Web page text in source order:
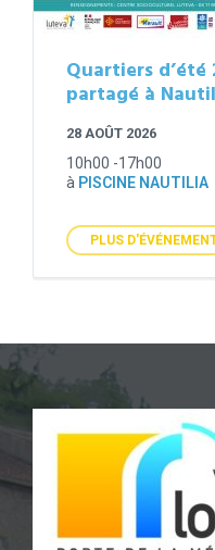
Quartiers d’été
partagé à
28 AOÛT 2026
10h00 -17h00
à PISCINE NAUTILIA
PLUS